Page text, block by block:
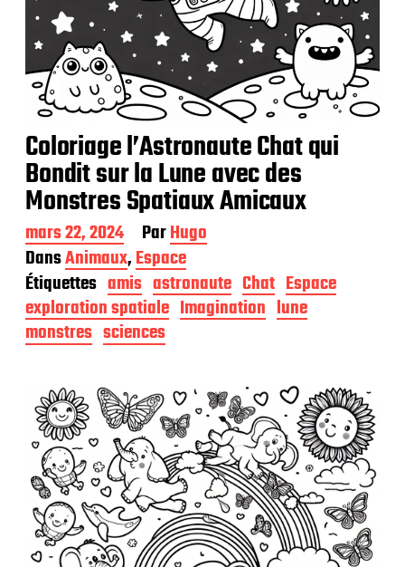
Coloriage l’Astronaute Chat qui
Bondit sur la Lune avec des
Monstres Spatiaux Amicaux
D
a
t
e
d
e
p
a
o
n
mars 22, 2024 ParHugo
DansAnimaux,Espace
Étiquettes amis astronaute Chat Espace
exploration spatiale Imagination lune
monstres sciences